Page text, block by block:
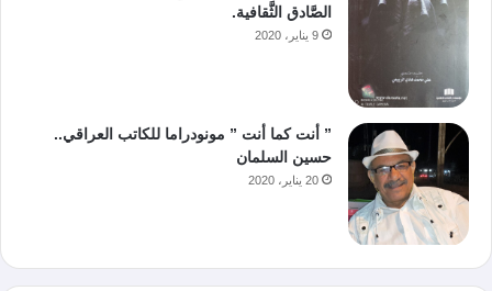
الصَّادق الثَّقافية.
9 يناير، 2020
” أنت كما أنت ” مونودراما للكاتب العراقي..
حسين السلمان
20 يناير، 2020